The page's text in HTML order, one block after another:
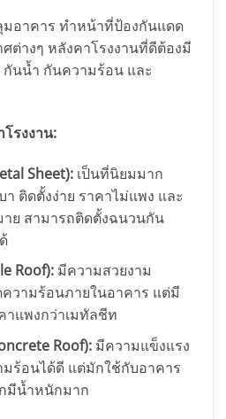
อาคาร ทำหน้าที่ป้องกันแดด
ต่างๆ หลังคาโรงงานที่ดีต้องมี
นน้ำ กันความร้อน และ
รงงาน:
Sheet):เป็นที่นิยมมาก
า ติดตั้งง่าย ราคาไม่แพง และ
ย สามารถติดตั้งฉนวนกัน
Roof):มีความสวยงาม
วามร้อนภายในอาคาร แต่มี
แพงกว่าเมทัลชีท
Roof):มีความแข็งแรง
ร้อนได้ดี แต่มักใช้กับอาคาร
มีน้ำหนักมาก